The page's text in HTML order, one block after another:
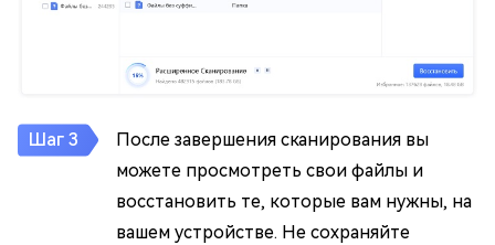
После завершения сканирования вы
можете просмотреть свои файлы и
восстановить те, которые вам нужны, на
вашем устройстве. Не сохраняйте